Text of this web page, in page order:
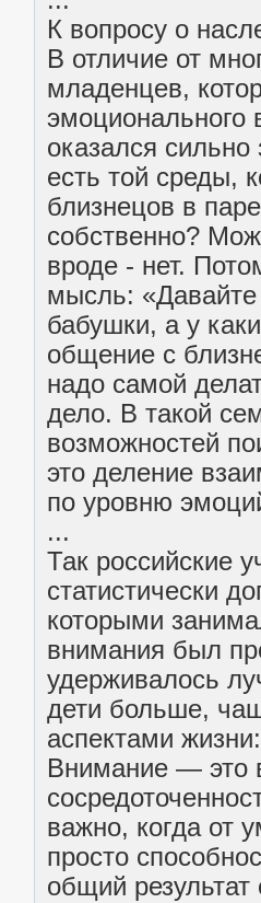
К вопросу о
В отличие от
младенцев,
эмоционального
оказался
есть той среды,
близнецов в
собственно?
вроде - нет.
мысль: «Давайте
бабушки, а у
общение с
надо самой
дело. В такой
возможностей
это деление
по уровню
...
Так российские
статистически
которыми
внимания был
удерживалось
дети больше,
аспектами
Внимание — это
важно, когда от
просто
общий результат